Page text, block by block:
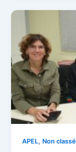
APEL, Non classé
APEL
et
OGEC